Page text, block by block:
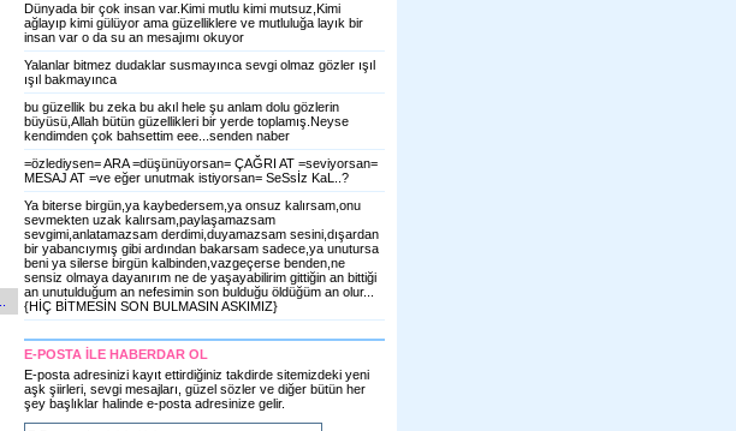
Dünyada bir çok insan var.Kimi mutlu kimi mutsuz,Kimi
ağlayıp kimi gülüyor ama güzelliklere ve mutluluğa layık bir
insan var o da su an mesajımı okuyor
Yalanlar bitmez dudaklar susmayınca sevgi olmaz gözler ışıl
ışıl bakmayınca
bu güzellik bu zeka bu akıl hele şu anlam dolu gözlerin
büyüsü,Allah bütün güzellikleri bir yerde toplamış.Neyse
kendimden çok bahsettim eee...senden naber
=özlediysen= ARA =düşünüyorsan= ÇAĞRI AT =seviyorsan=
MESAJ AT =ve eğer unutmak istiyorsan= SeSsİz KaL..?
Ya biterse birgün,ya kaybedersem,ya onsuz kalırsam,onu
sevmekten uzak kalırsam,paylaşamazsam
sevgimi,anlatamazsam derdimi,duyamazsam sesini,dışardan
bir yabancıymış gibi ardından bakarsam sadece,ya unutursa
beni ya silerse birgün kalbinden,vazgeçerse benden,ne
sensiz olmaya dayanırım ne de yaşayabilirim gittiğin an bittiği
an unutulduğum an nefesimin son bulduğu öldüğüm an olur...
{HİÇ BİTMESİN SON BULMASIN ASKIMIZ}
E-POSTA İLE HABERDAR OL
E-posta adresinizi kayıt ettirdiğiniz takdirde sitemizdeki yeni
aşk şiirleri, sevgi mesajları, güzel sözler ve diğer bütün her
şey başlıklar halinde e-posta adresinize gelir.